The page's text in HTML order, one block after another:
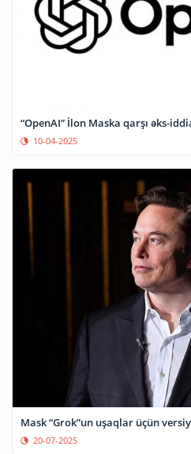
“OpenAI” İlon Maska qarşı əks-
10-04-2025
Mask “Grok”un uşaqlar üçün
20-07-2025